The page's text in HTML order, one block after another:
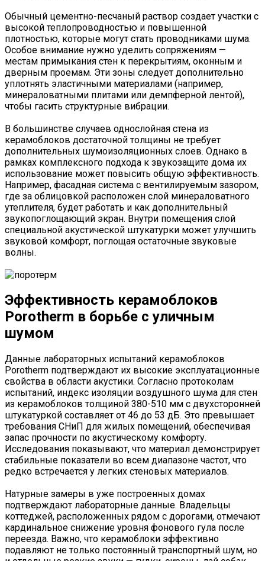
Обычный цементно-песчаный раствор создает участки с
высокой теплопроводностью и повышенной
плотностью, которые могут стать проводниками шума.
Особое внимание нужно уделить сопряжениям —
местам примыкания стен к перекрытиям, оконным и
дверным проемам. Эти зоны следует дополнительно
уплотнять эластичными материалами (например,
минераловатными плитами или демпферной лентой),
чтобы гасить структурные вибрации.
В большинстве случаев однослойная стена из
керамоблоков достаточной толщины не требует
дополнительных шумоизоляционных слоев. Однако в
рамках комплексного подхода к звукозащите дома их
использование может повысить общую эффективность.
Например, фасадная система с вентилируемым зазором,
где за облицовкой расположен слой минераловатного
утеплителя, будет работать и как дополнительный
звукопоглощающий экран. Внутри помещения слой
специальной акустической штукатурки может улучшить
звуковой комфорт, поглощая остаточные звуковые
волны.
Эффективность керамоблоков
Porotherm в борьбе с уличным
шумом
Данные лабораторных испытаний керамоблоков
Porotherm подтверждают их высокие эксплуатационные
свойства в области акустики. Согласно протоколам
испытаний, индекс изоляции воздушного шума для стен
из керамоблоков толщиной 380-510 мм с двухсторонней
штукатуркой составляет от 46 до 53 дБ. Это превышает
требования СНиП для жилых помещений, обеспечивая
запас прочности по акустическому комфорту.
Исследования показывают, что материал демонстрирует
стабильные показатели во всем диапазоне частот, что
редко встречается у легких стеновых материалов.
Натурные замеры в уже построенных домах
подтверждают лабораторные данные. Владельцы
коттеджей, расположенных рядом с дорогами, отмечают
кардинальное снижение уровня фонового гула после
переезда. Важно, что керамоблоки эффективно
подавляют не только постоянный транспортный шум, но